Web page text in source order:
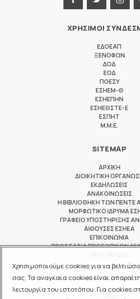
Χρησιμοποιούμε cookies για να
σας. Τα αναγκαία cookies είναι
λειτουργία του ιστοτόπου. Για cookies
ΧΡΗΣΙΜΟΙ
ΕΔΟΕΑΠ
ΞΕΝΟΦΩΝ
ΔΟΔ
ΕΟΔ
ΠΟΕΣΥ
ΕΣΗΕΜ-Θ
ΕΣΗΕΠΗΝ
ΕΣΗΕΘΣΤΕ-Ε
ΕΣΠΗΤ
M.M.E.
SITEMAP
ΑΡΧΙΚΗ
ΔΙΟΙΚΗΤΙΚΗ
ΕΚΔΗΛΩΣΕΙΣ
ΑΝΑΚΟΙΝΩΣΕΙΣ
Η ΒΙΒΛΙΟΘΗΚΗ ΤΩΝ ΠΕΝΤΕ
ΜΟΡΦΩΤΙΚΟ ΙΔΡΥΜΑ
ΓΡΑΦΕΙΟ ΥΠΟΣΤΗΡΙΞΗΣ
ΑΙΘΟΥΣΕΣ ΕΣΗΕΑ
ΕΠΙΚΟΙΝΩΝΙΑ
ΠΡΟΣΤΑΣΙΑ ΠΡΟΣΩΠΙΚΩΝ
ΜΕΛΟΣ ΤΩΝ